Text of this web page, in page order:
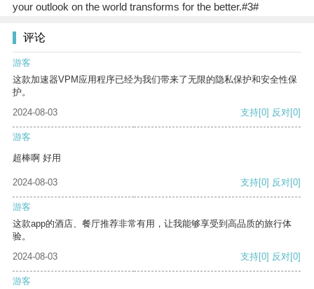
your outlook on the world transforms for the better.#3#
评论
游客
这款加速器VPM应用程序已经为我们带来了无限的隐私保护和安全性保
护。
2024-08-03
支持[0] 反对[0]
游客
超棒啊 好用
2024-08-03 支持[0] 反对[0]
游客
这款app的酒店、餐厅推荐非常有用，让我能够享受到高品质的旅行体
验。
2024-08-03
支持[0] 反对[0]
游客